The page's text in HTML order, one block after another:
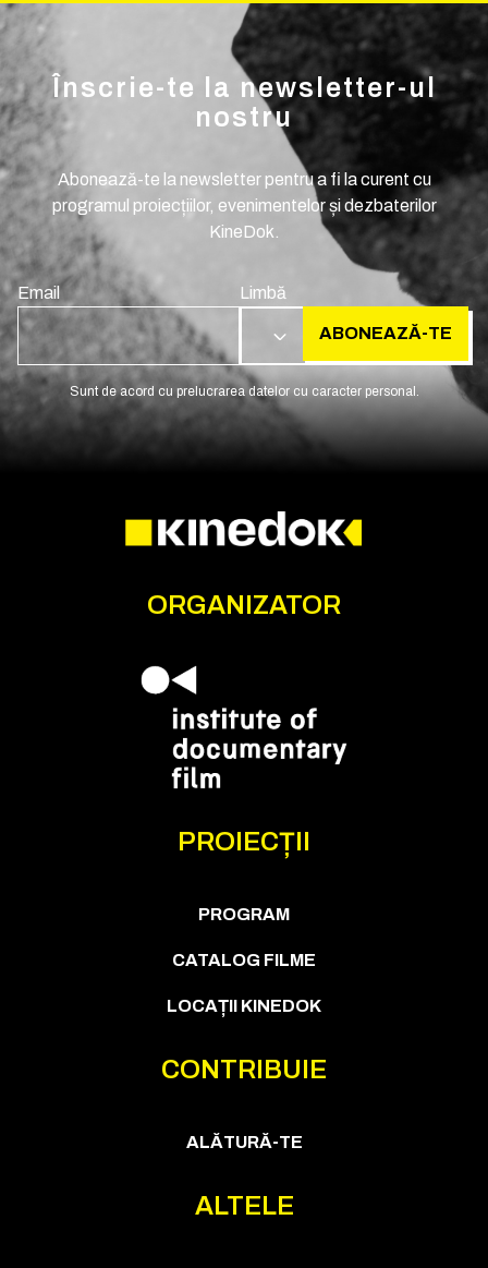
Înscrie-te la newsletter-ul
nostru
Abonează-te la newsletter pentru a fi la curent cu
programul proiecțiilor, evenimentelor și dezbaterilor
KineDok.
Email Limbă
RO ABONEAZĂ-TE
Sunt de acord cu prelucrarea datelor cu caracter personal.
ORGANIZATOR
PROIECȚII
PROGRAM
CATALOG FILME
LOCAȚII KINEDOK
CONTRIBUIE
ALĂTURĂ-TE
ALTELE